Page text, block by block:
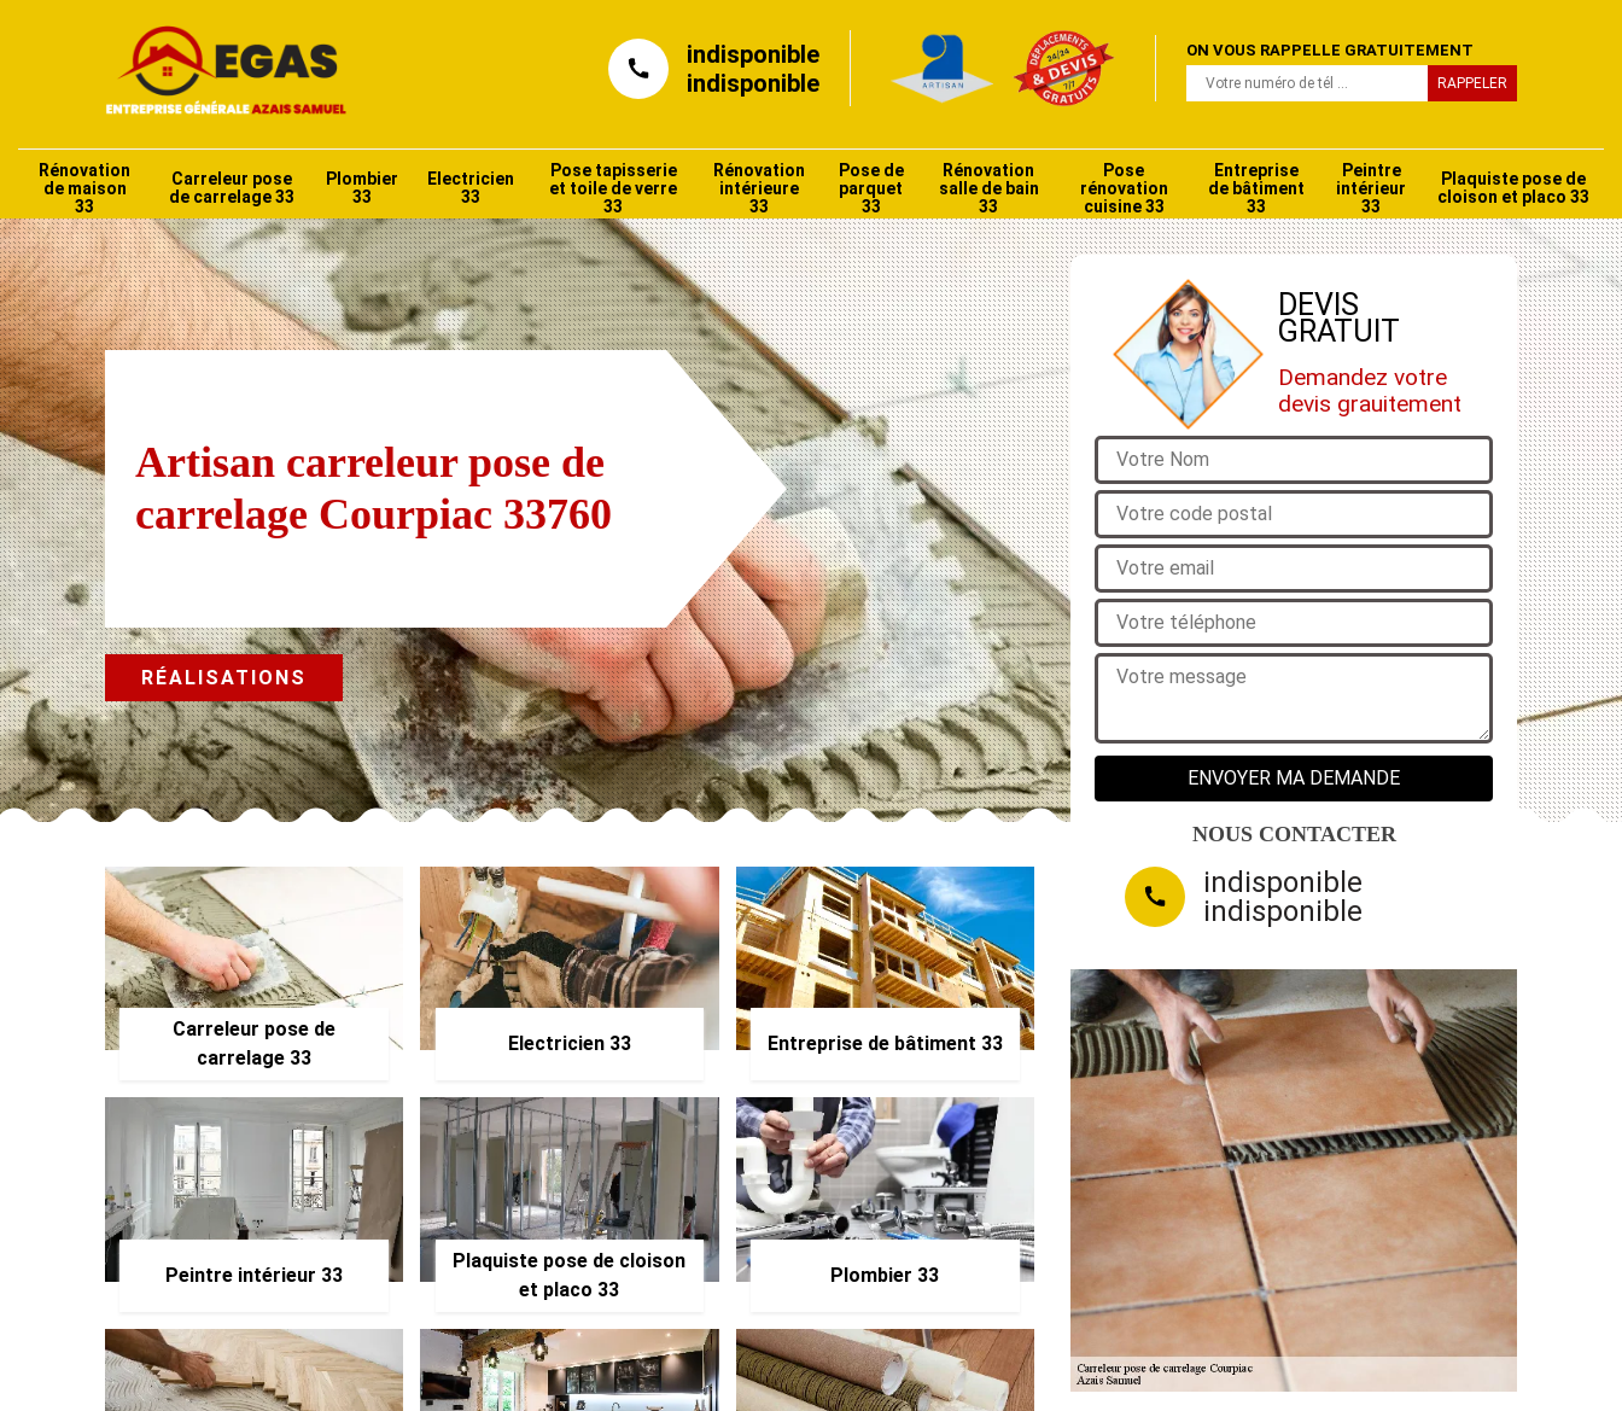
indisponible
indisponible
ON VOUS RAPPELLE GRATUITEMENT
Rénovation
de maison
33
Carreleur pose
de carrelage 33
Plombier
33
Electricien
33
Pose tapisserie
et toile de verre
33
Rénovation
intérieure
33
Pose de
parquet
33
Rénovation
salle de bain
33
Pose
rénovation
cuisine 33
Entreprise
de bâtiment
33
Peintre
intérieur
33
Plaquiste pose de
cloison et placo 33
Artisan carreleur pose de
carrelage Courpiac 33760
RÉALISATIONS
Carreleur pose de
carrelage 33
Electricien 33 Entreprise de bâtiment 33
Peintre intérieur 33
Plaquiste pose de cloison
et placo 33
Plombier 33
DEVIS
GRATUIT
Demandez votre
devis grauitement
NOUS CONTACTER
indisponible
indisponible